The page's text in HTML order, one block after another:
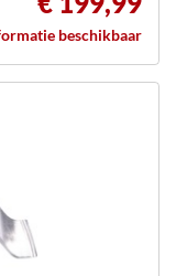
beschikbaar